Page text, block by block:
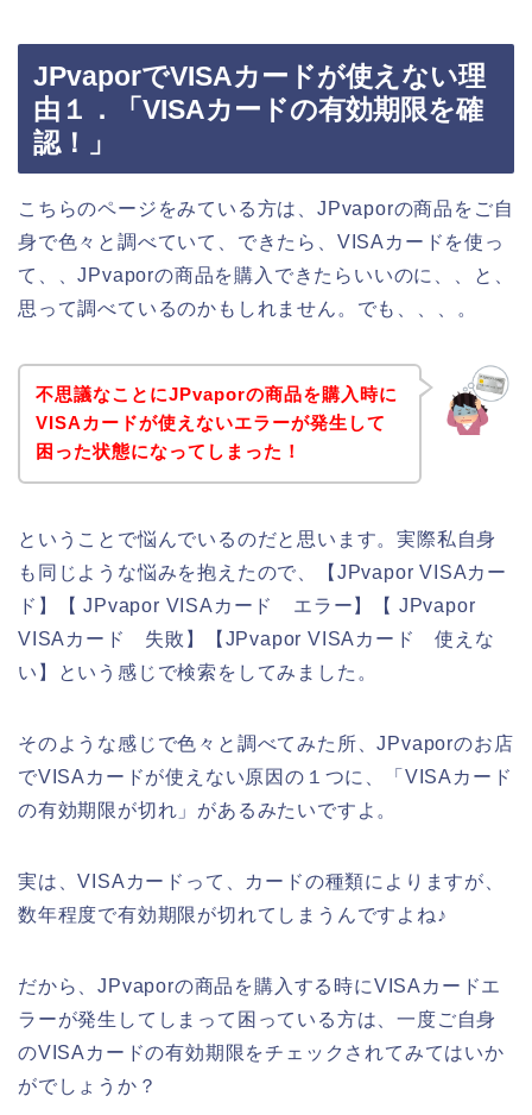
JPvaporでVISAカードが使えない理
由１．「VISAカードの有効期限を確
認！」
こちらのページをみている方は、JPvaporの商品をご自
身で色々と調べていて、できたら、VISAカードを使っ
て、、JPvaporの商品を購入できたらいいのに、、と、
思って調べているのかもしれません。でも、、、。
不思議なことにJPvaporの商品を購入時に
VISAカードが使えないエラーが発生して
困った状態になってしまった！
ということで悩んでいるのだと思います。実際私自身
も同じような悩みを抱えたので、【JPvapor VISAカー
ド】【 JPvapor VISAカード エラー】【 JPvapor
VISAカード 失敗】【JPvapor VISAカード 使えな
い】という感じで検索をしてみました。
そのような感じで色々と調べてみた所、JPvaporのお店
でVISAカードが使えない原因の１つに、「VISAカード
の有効期限が切れ」があるみたいですよ。
実は、VISAカードって、カードの種類によりますが、
数年程度で有効期限が切れてしまうんですよね♪
だから、JPvaporの商品を購入する時にVISAカードエ
ラーが発生してしまって困っている方は、一度ご自身
のVISAカードの有効期限をチェックされてみてはいか
がでしょうか？